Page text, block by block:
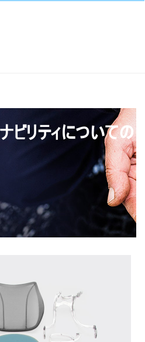
ビリティについての